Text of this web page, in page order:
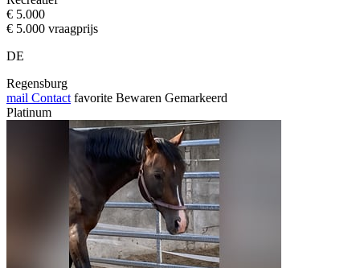
€ 5.000
€ 5.000 vraagprijs
DE
Regensburg
mail Contact favorite Bewaren Gemarkeerd
Platinum